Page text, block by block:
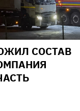
СОСТАВ